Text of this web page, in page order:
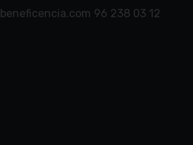
beneficencia.com 96 238 03 12